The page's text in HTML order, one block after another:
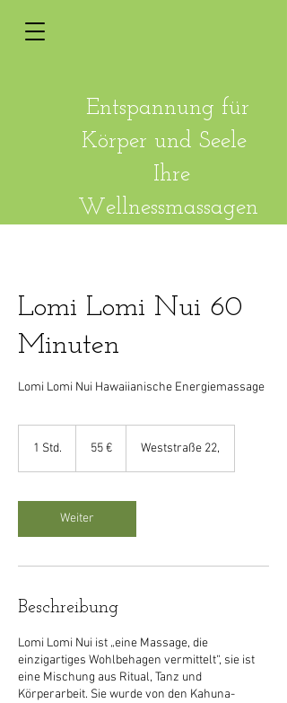
Entspannung für
Körper und Seele
Ihre
Wellnessmassagen
Lomi Lomi Nui 60
Minuten
Lomi Lomi Nui Hawaiianische Energiemassage
1 Std.
d
55 € Weststraße 22,
Weiter
Beschreibung
Lomi Lomi Nui ist „eine Massage, die
einzigartiges Wohlbehagen vermittelt“, sie ist
eine Mischung aus Ritual, Tanz und
Körperarbeit. Sie wurde von den Kahuna-